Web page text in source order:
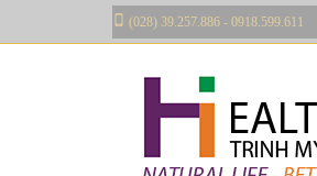
(028) 39.257.886 - 0918.599.611